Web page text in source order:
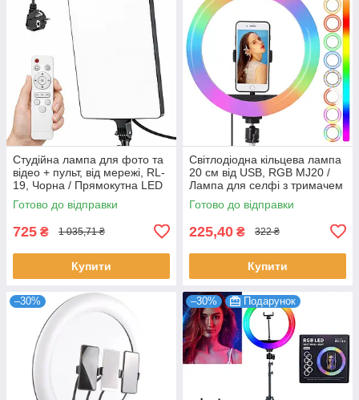
Студійна лампа для фото та
відео + пульт, від мережі, RL-
19, Чорна / Прямокутна LED
лампа / Відеосвітло /
Світлодіодна лампа
Готово до відправки
725 ₴ 1 035,71 ₴
Купити
Світлодіодна кільцева лампа
20 см від USB, RGB MJ20 /
Лампа для селфі з тримачем
телефону
Готово до відправки
225,40 ₴ 322 ₴
Купити
–30% –30% Подарунок